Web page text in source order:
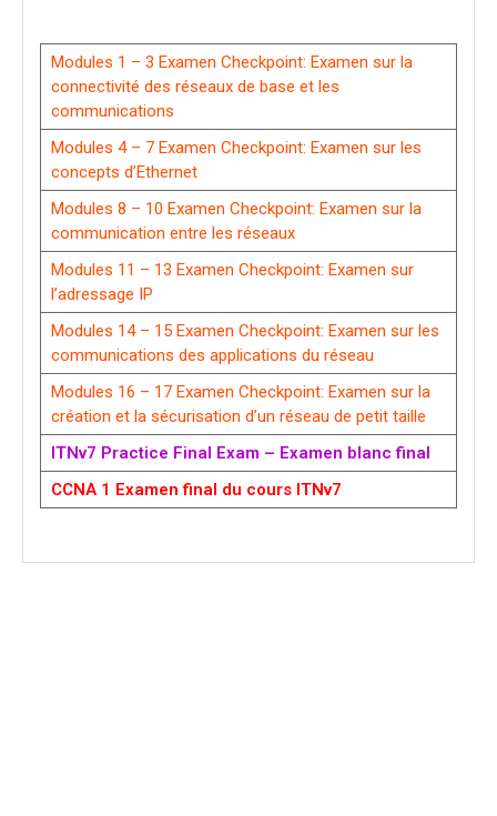
Modules 1 – 3 Examen Checkpoint: Examen sur la
connectivité des réseaux de base et les
communications
Modules 4 – 7 Examen Checkpoint: Examen sur les
concepts d’Ethernet
Modules 8 – 10 Examen Checkpoint: Examen sur la
communication entre les réseaux
Modules 11 – 13 Examen Checkpoint: Examen sur
l’adressage IP
Modules 14 – 15 Examen Checkpoint: Examen sur les
communications des applications du réseau
Modules 16 – 17 Examen Checkpoint: Examen sur la
création et la sécurisation d’un réseau de petit taille
ITNv7 Practice Final Exam – Examen blanc final
CCNA 1 Examen final du cours ITNv7